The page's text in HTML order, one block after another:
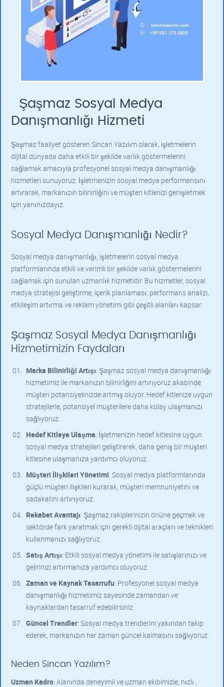
Şaşmaz Sosyal Medya
Danışmanlığı Hizmeti
Şaşmaz faaliyet gösteren Sincan Yazılım olarak, işletmelerin
dijital dünyada daha etkili bir şekilde varlık göstermelerini
sağlamak amacıyla profesyonel sosyal medya danışmanlığı
hizmetleri sunuyoruz. İşletmenizin sosyal medya performansını
artırarak, markanızın bilinirliğini ve müşteri kitlenizi genişletmek
için yanınızdayız.
Sosyal Medya Danışmanlığı Nedir?
Sosyal medya danışmanlığı, işletmelerin sosyal medya
platformlarında etkili ve verimli bir şekilde varlık göstermelerini
sağlamak için sunulan uzmanlık hizmetidir. Bu hizmetler, sosyal
medya stratejisi geliştirme, içerik planlaması, performans analizi,
etkileşim artırma ve reklam yönetimi gibi çeşitli alanları kapsar.
Şaşmaz Sosyal Medya Danışmanlığı
Hizmetimizin Faydaları
Marka Bilinirliği Artışı: Şaşmaz sosyal medya danışmanlığı
hizmetimiz ile markanızın bilinirliğini artırıyoruz akabinde
müşteri potansiyelinizde artmış oluyor. Hedef kitlenize uygun
stratejilerle, potansiyel müşterilere daha kolay ulaşmanızı
sağlıyoruz.
Hedef Kitleye Ulaşma: İşletmenizin hedef kitlesine uygun
sosyal medya stratejileri geliştirerek, daha geniş bir müşteri
kitlesine ulaşmanıza yardımcı oluyoruz.
Müşteri İlişkileri Yönetimi: Sosyal medya platformlarında
güçlü müşteri ilişkileri kurarak, müşteri memnuniyetini ve
sadakatini artırıyoruz.
Rekabet Avantajı: Şaşmaz rakiplerinizin önüne geçmek ve
sektörde fark yaratmak için gerekli dijital araçları ve teknikleri
kullanmanızı sağlıyoruz.
Satış Artışı: Etkili sosyal medya yönetimi ile satışlarınızı ve
gelirinizi artırmanıza yardımcı oluyoruz.
Zaman ve Kaynak Tasarrufu: Profesyonel sosyal medya
danışmanlığı hizmetimiz sayesinde zamandan ve
kaynaklardan tasarruf edebilirsiniz.
Güncel Trendler: Sosyal medya trendlerini yakından takip
ederek, markanızın her zaman güncel kalmasını sağlıyoruz.
Neden Sincan Yazılım?
Uzman Kadro: Alanında deneyimli ve uzman ekibimizle, hızlı ,